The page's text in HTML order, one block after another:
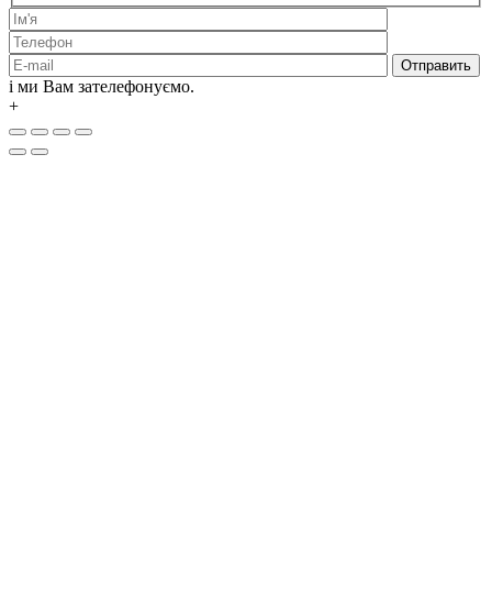
і ми Вам зателефонуємо.
+